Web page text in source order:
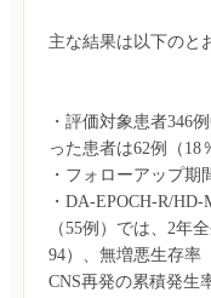
・評価対象患者346
った患者は62例（18
・フォローアップ期
・DA-EPOCH-R/
（55例）では、2年
94）、無増悪生存率
CNS再発の累積発生